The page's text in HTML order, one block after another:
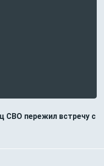
СВО пережил встречу с